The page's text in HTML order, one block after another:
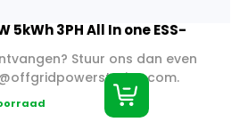
5kWh 3PH All In one ESS-
Stuur ons dan even
.